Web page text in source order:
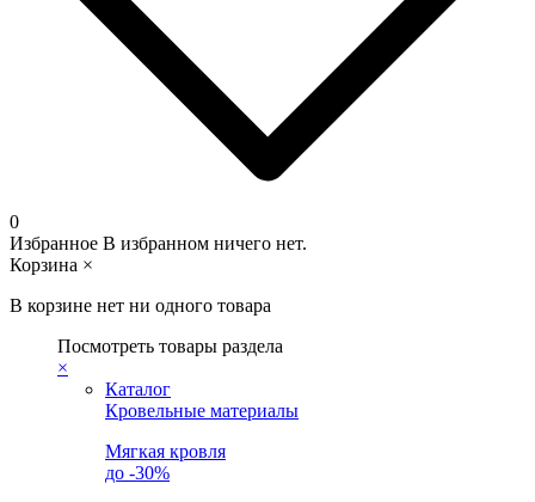
0
Избранное В избранном ничего нет.
Корзина ×
В корзине нет ни одного товара
Посмотреть товары раздела
×
Каталог
Кровельные материалы
Мягкая кровля
до -30%